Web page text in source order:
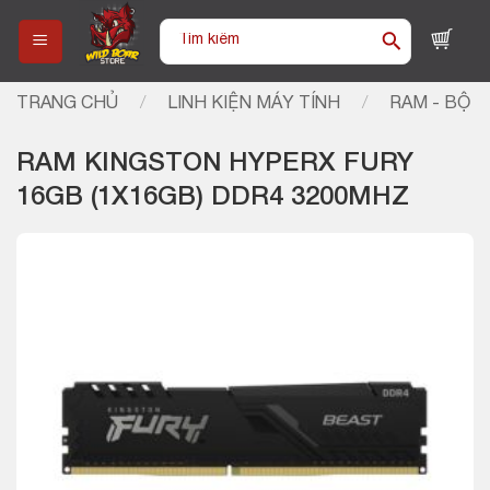
content
Tìm
TRANG CHỦ / LINH KIỆN MÁY TÍNH / RAM - BỘ
RAM KINGSTON HYPERX FURY
16GB (1X16GB) DDR4 3200MHZ